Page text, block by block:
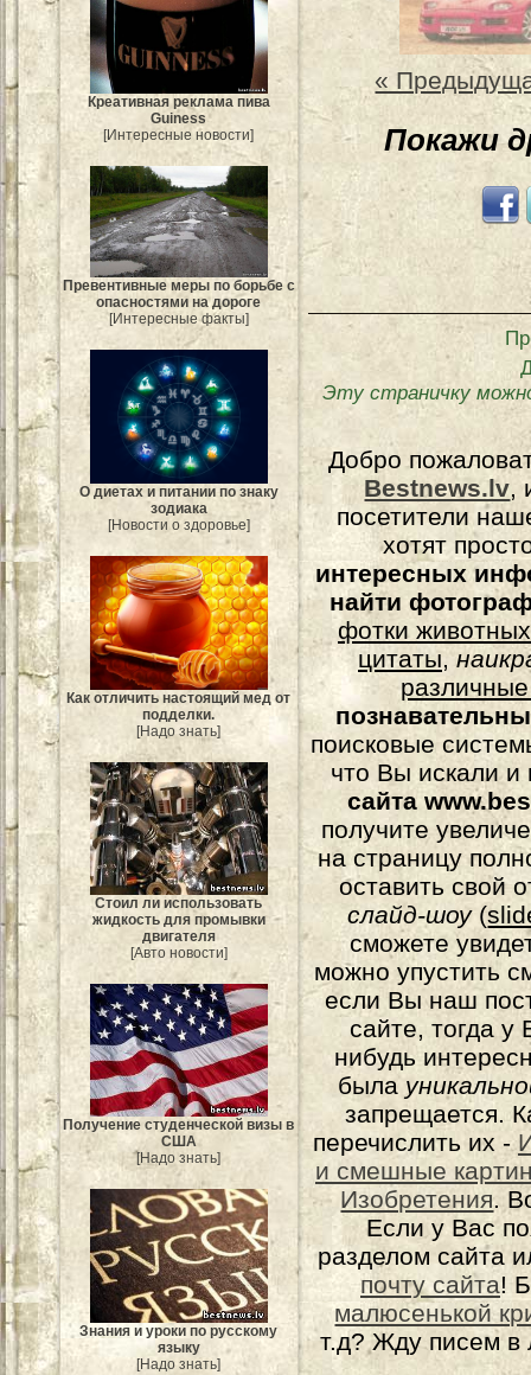
Креативная реклама пива
Guiness
[Интересные новости]
Превентивные меры по борьбе с
опасностями на дороге
[Интересные факты]
О диетах и питании по знаку
зодиака
[Новости о здоровье]
Как отличить настоящий мед от
подделки.
[Надо знать]
Стоил ли использовать
жидкость для промывки
двигателя
[Авто новости]
Получение студенческой визы в
США
[Надо знать]
Знания и уроки по русскому
языку
[Надо знать]
«
Покажи
Эту страничку
Добро
Bestnews.lv,
посетители
хотят
интересных
найти
фотки животных
цитаты,
поисковые
что Вы искали и
сайта
получите
на страницу
оставить свой
слайд-шоу(
сможете
можно упустить
если Вы наш
сайте, тогда у
нибудь
была
запрещается.
перечислить их -
и смешные
Изобретения.
Если у Вас
разделом сайта
почту сайта!
малюсенькой
т.д? Жду писем в